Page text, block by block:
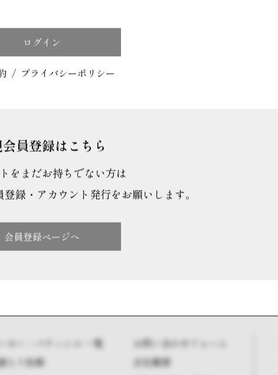
/ プライバシーポリシー
員登録はこちら
をまだお持ちでない方は
録・アカウント発行をお願いします。
会員登録ページへ
ーカー・パティシエ 一覧
もり依頼
お問い合わせフォーム
会社概要